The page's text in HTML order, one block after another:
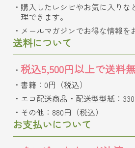
購入したレシピやお気に入りな
理できます。
メールマガジンでお得な情報を
送料について
税込5,500円以上で送料
書籍：0円（税込）
エコ配送商品・配送型型紙：330
その他：880円（税込）
お支払いについて